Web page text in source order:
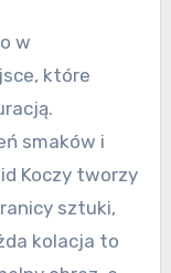
które
smaków i
Koczy tworzy
sztuki,
kolacja to